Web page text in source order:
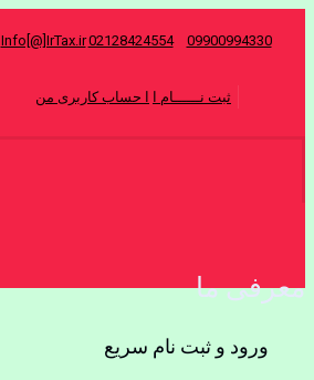
09900994330
02128424554
Info[@]IrTax.ir
ثبت نــــــام ا ا حساب کاربری من
معرفی ما
ورود و ثبت نام سریع